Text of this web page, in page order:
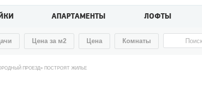
АПАРТАМЕНТЫ ЛОФТЫ
Цена за м2 Цена Комнаты
ПРОЕЗД» ПОСТРОЯТ ЖИЛЬЕ